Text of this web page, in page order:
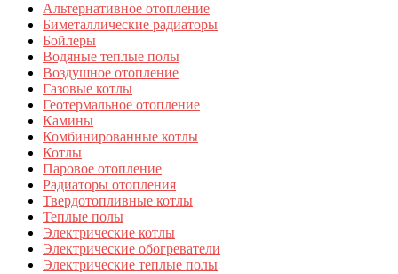
Альтернативное отопление
Биметаллические радиаторы
Бойлеры
Водяные теплые полы
Воздушное отопление
Газовые котлы
Геотермальное отопление
Камины
Комбинированные котлы
Котлы
Паровое отопление
Радиаторы отопления
Твердотопливные котлы
Теплые полы
Электрические котлы
Электрические обогреватели
Электрические теплые полы